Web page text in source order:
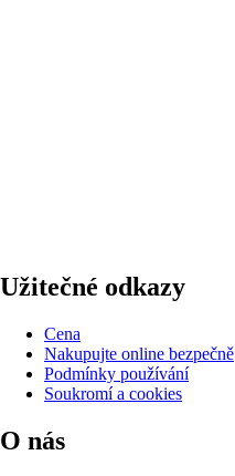
Užitečné odkazy
Cena
Nakupujte online bezpečně
Podmínky používání
Soukromí a cookies
O nás